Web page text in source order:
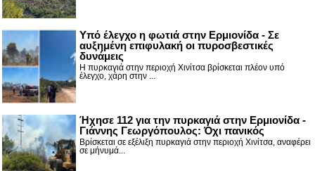
Υπό έλεγχο η φωτιά στην Ερμιονίδα - Σε
αυξημένη επιφυλακή οι πυροσβεστικές
δυνάμεις
Η πυρκαγιά στην περιοχή Χινίτσα βρίσκεται πλέον υπό
έλεγχο, χάρη στην ...
Ήχησε 112 για την πυρκαγιά στην Ερμιονίδα -
Γιάννης Γεωργόπουλος: Όχι πανικός
Βρίσκεται σε εξέλιξη πυρκαγιά στην περιοχή Χινίτσα, αναφέρει
σε μήνυμά...